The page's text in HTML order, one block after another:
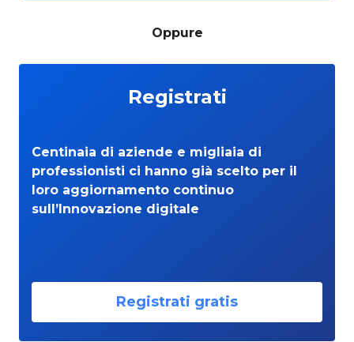
Oppure
Registrati
Centinaia di aziende e migliaia di
professionisti ci hanno già scelto per il
loro aggiornamento continuo
sull’Innovazione digitale
Registrati gratis